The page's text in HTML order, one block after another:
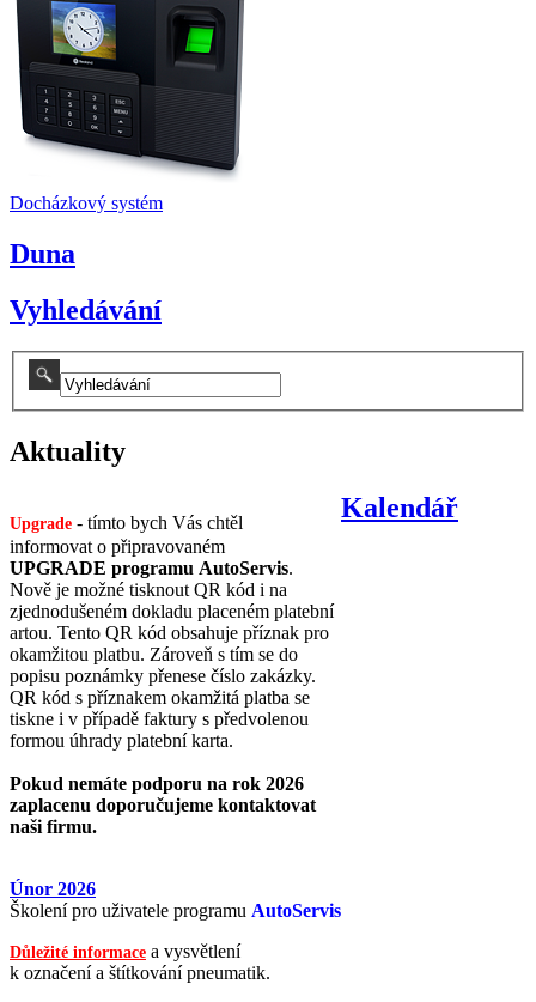
Docházkový systém
Duna
Vyhledávání
Aktuality
Upgrade - tímto bych Vás chtěl
informovat o připravovaném
UPGRADE programu AutoServis.
Nově je možné tisknout QR kód i na
zjednodušeném dokladu placeném platební
artou. Tento QR kód obsahuje příznak pro
okamžitou platbu. Zároveň s tím se do
popisu poznámky přenese číslo zakázky.
QR kód s příznakem okamžitá platba se
tiskne i v případě faktury s předvolenou
formou úhrady platební karta.
Pokud nemáte podporu na rok 2026
zaplacenu doporučujeme kontaktovat
naši firmu.
Únor 2026
Školení pro uživatele programu AutoServis
Důležité informace a vysvětlení
k označení a štítkování pneumatik.
Kalendář